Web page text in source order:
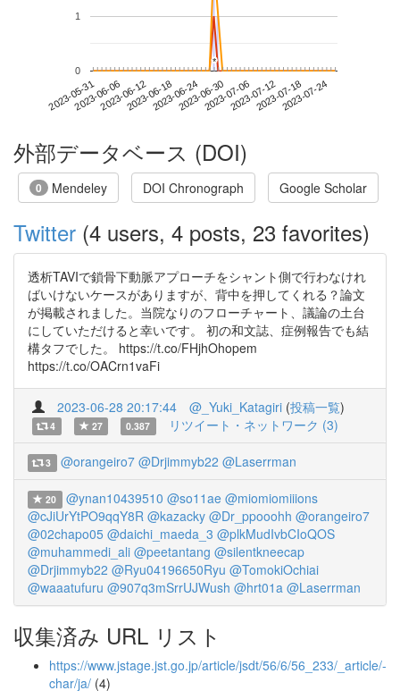
2023-05-312023-06-062023-06-122023-06-182023-06-242023-06-302023-07-062023-07-122023-07-182023-07-24
0
1
*
*
外部データベース (DOI)
0 Mendeley DOI Chronograph Google Scholar
Twitter (4 users, 4 posts, 23 favorites)
透析TAVIで鎖骨下動脈アプローチをシャント側で行わなけれ
ばいけないケースがありますが、背中を押してくれる？論文
が掲載されました。当院なりのフローチャート、議論の土台
にしていただけると幸いです。 初の和文誌、症例報告でも結
構タフでした。 https://t.co/FHjhOhopem
https://t.co/OACrn1vaFi
2023-06-28 20:17:44 @_Yuki_Katagiri (投稿一覧)
4 27 0.387 リツイート・ネットワーク (3)
3 @orangeiro7 @Drjimmyb22 @Laserrman
20 @ynan10439510 @so11ae @miomiomiiions
@cJiUrYtPO9qqY8R @kazacky @Dr_ppooohh @orangeiro7
@02chapo05 @daichi_maeda_3 @plkMudIvbCIoQOS
@muhammedi_ali @peetantang @silentkneecap
@Drjimmyb22 @Ryu04196650Ryu @TomokiOchiai
@waaatufuru @907q3mSrrUJWush @hrt01a @Laserrman
収集済み URL リスト
https://www.jstage.jst.go.jp/article/jsdt/56/6/56_233/_article/-
char/ja/ (4)